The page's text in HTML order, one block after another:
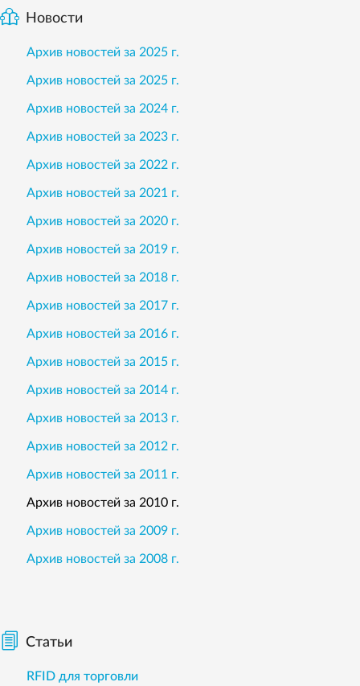
Новости
Архив новостей за 2025 г.
Архив новостей за 2025 г.
Архив новостей за 2024 г.
Архив новостей за 2023 г.
Архив новостей за 2022 г.
Архив новостей за 2021 г.
Архив новостей за 2020 г.
Архив новостей за 2019 г.
Архив новостей за 2018 г.
Архив новостей за 2017 г.
Архив новостей за 2016 г.
Архив новостей за 2015 г.
Архив новостей за 2014 г.
Архив новостей за 2013 г.
Архив новостей за 2012 г.
Архив новостей за 2011 г.
Архив новостей за 2010 г.
Архив новостей за 2009 г.
Архив новостей за 2008 г.
Статьи
RFID для торговли